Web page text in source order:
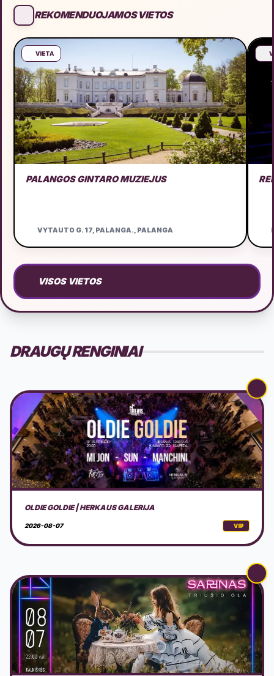
REKOMENDUOJAMOS VIETOS
VIETA
PALANGOS GINTARO MUZIEJUS
VYTAUTO G. 17, PALANGA., PALANGA
VISOS VIETOS
DRAUGŲ RENGINIAI
PERFORMANSAS - SAPNAS: TRIUŠIO OLA
2026-08-07 VIP